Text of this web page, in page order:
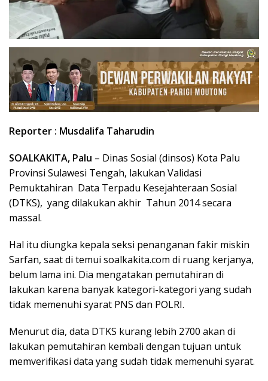
Reporter : Musdalifa Taharudin
SOALKAKITA, Palu – Dinas Sosial (dinsos) Kota Palu
Provinsi Sulawesi Tengah, lakukan Validasi
Pemuktahiran Data Terpadu Kesejahteraan Sosial
(DTKS), yang dilakukan akhir Tahun 2014 secara
massal.
Hal itu diungka kepala seksi penanganan fakir miskin
Sarfan, saat di temui soalkakita.com di ruang kerjanya,
belum lama ini. Dia mengatakan pemutahiran di
lakukan karena banyak kategori-kategori yang sudah
tidak memenuhi syarat PNS dan POLRI.
Menurut dia, data DTKS kurang lebih 2700 akan di
lakukan pemutahiran kembali dengan tujuan untuk
memverifikasi data yang sudah tidak memenuhi syarat.